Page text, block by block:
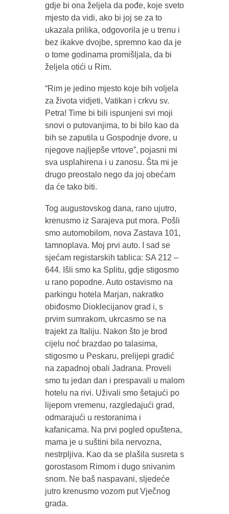
gdje bi ona željela da pođe, koje sveto
mjesto da vidi, ako bi joj se za to
ukazala prilika, odgovorila je u trenu i
bez ikakve dvojbe, spremno kao da je
o tome godinama promišljala, da bi
željela otići u Rim.
“Rim je jedino mjesto koje bih voljela
za života vidjeti, Vatikan i crkvu sv.
Petra! Time bi bili ispunjeni svi moji
snovi o putovanjima, to bi bilo kao da
bih se zaputila u Gospodnje dvore, u
njegove najljepše vrtove”, pojasni mi
sva usplahirena i u zanosu. Šta mi je
drugo preostalo nego da joj obećam
da će tako biti.
Tog augustovskog dana, rano ujutro,
krenusmo iz Sarajeva put mora. Pošli
smo automobilom, nova Zastava 101,
tamnoplava. Moj prvi auto. I sad se
sjećam registarskih tablica: SA 212 –
644. Išli smo ka Splitu, gdje stigosmo
u rano popodne. Auto ostavismo na
parkingu hotela Marjan, nakratko
obiđosmo Dioklecijanov grad i, s
prvim sumrakom, ukrcasmo se na
trajekt za Italiju. Nakon što je brod
cijelu noć brazdao po talasima,
stigosmo u Peskaru, prelijepi gradić
na zapadnoj obali Jadrana. Proveli
smo tu jedan dan i prespavali u malom
hotelu na rivi. Uživali smo šetajući po
lijepom vremenu, razgledajući grad,
odmarajući u restoranima i
kafanicama. Na prvi pogled opuštena,
mama je u suštini bila nervozna,
nestrpljiva. Kao da se plašila susreta s
gorostasom Rimom i dugo snivanim
snom. Ne baš naspavani, sljedeće
jutro krenusmo vozom put Vječnog
grada.